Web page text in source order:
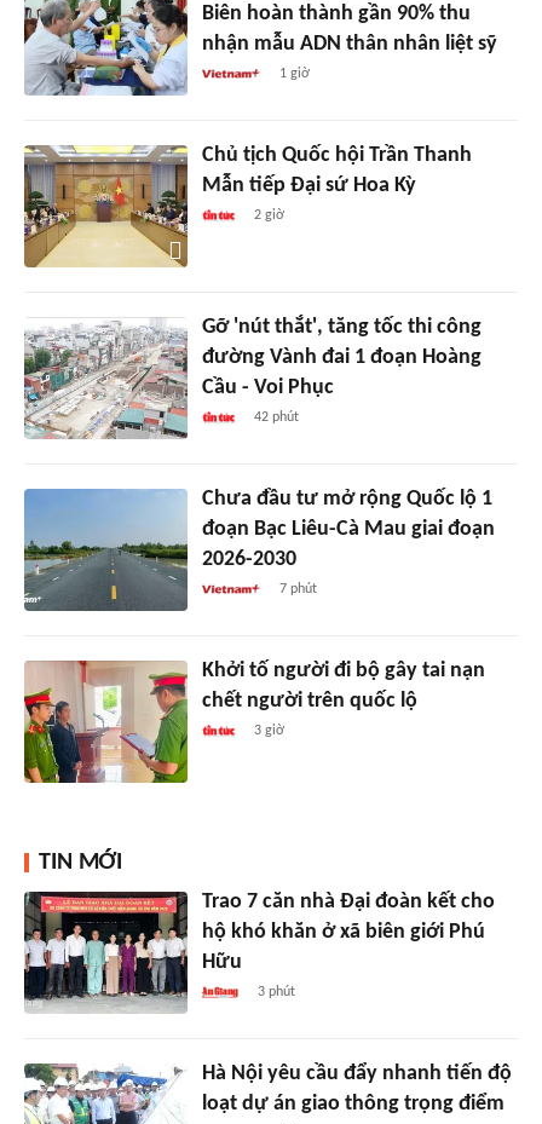
Biên hoàn thành gần 90% thu
nhận mẫu ADN thân nhân liệt sỹ
1 giờ
Chủ tịch Quốc hội Trần Thanh
Mẫn tiếp Đại sứ Hoa Kỳ
2 giờ
Gỡ 'nút thắt', tăng tốc thi công
đường Vành đai 1 đoạn Hoàng
Cầu - Voi Phục
42 phút
Chưa đầu tư mở rộng Quốc lộ 1
đoạn Bạc Liêu-Cà Mau giai đoạn
2026-2030
7 phút
Khởi tố người đi bộ gây tai nạn
chết người trên quốc lộ
3 giờ
TIN MỚI
Trao 7 căn nhà Đại đoàn kết cho
hộ khó khăn ở xã biên giới Phú
Hữu
3 phút
Hà Nội yêu cầu đẩy nhanh tiến độ
loạt dự án giao thông trọng điểm